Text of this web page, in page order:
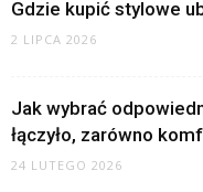
Gdzie kupić stylowe
2 LIPCA 2026
Jak wybrać
łączyło, zarówno
24 LUTEGO 2026